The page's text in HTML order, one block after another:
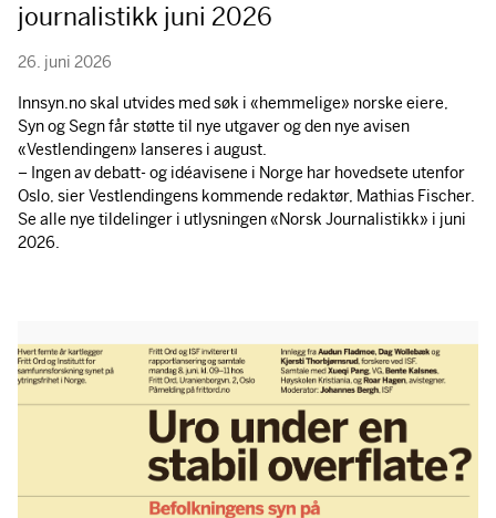
journalistikk juni 2026
26. juni 2026
Innsyn.no skal utvides med søk i «hemmelige» norske eiere,
Syn og Segn får støtte til nye utgaver og den nye avisen
«Vestlendingen» lanseres i august.
– Ingen av debatt- og idéavisene i Norge har hovedsete utenfor
Oslo, sier Vestlendingens kommende redaktør, Mathias Fischer.
Se alle nye tildelinger i utlysningen «Norsk Journalistikk» i juni
2026.